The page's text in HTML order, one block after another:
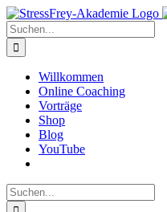
Zum
Inhalt
springen
Suche
nach:
Willkommen
Online Coaching
Vorträge
Shop
Blog
YouTube
Suche
nach: